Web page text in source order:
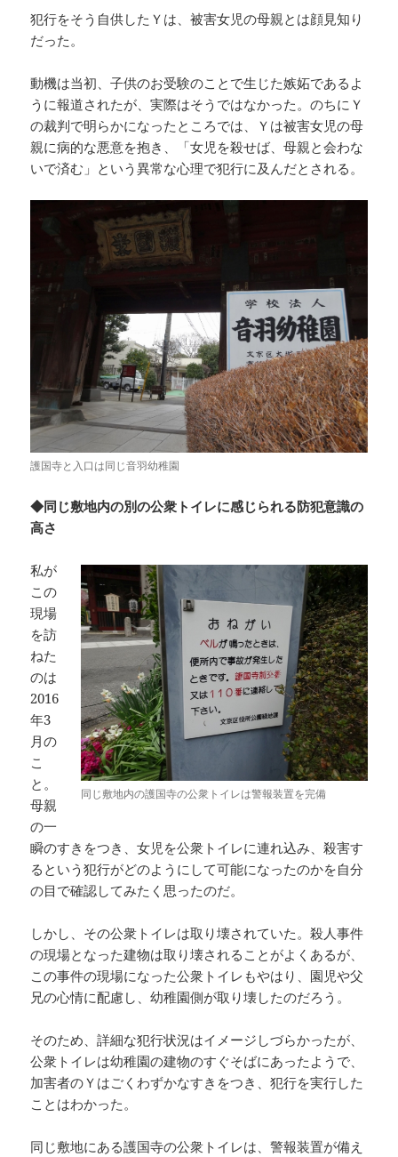
犯行をそう自供したＹは、被害女児の母親とは顔見知り
だった。
動機は当初、子供のお受験のことで生じた嫉妬であるよ
うに報道されたが、実際はそうではなかった。のちにＹ
の裁判で明らかになったところでは、Ｙは被害女児の母
親に病的な悪意を抱き、「女児を殺せば、母親と会わな
いで済む」という異常な心理で犯行に及んだとされる。
護国寺と入口は同じ音羽幼稚園
◆同じ敷地内の別の公衆トイレに感じられる防犯意識の
高さ
同じ敷地内の護国寺の公衆トイレは警報装置を完備
私が
この
現場
を訪
ねた
のは
2016
年3
月の
こ
と。
母親
の一
瞬のすきをつき、女児を公衆トイレに連れ込み、殺害す
るという犯行がどのようにして可能になったのかを自分
の目で確認してみたく思ったのだ。
しかし、その公衆トイレは取り壊されていた。殺人事件
の現場となった建物は取り壊されることがよくあるが、
この事件の現場になった公衆トイレもやはり、園児や父
兄の心情に配慮し、幼稚園側が取り壊したのだろう。
そのため、詳細な犯行状況はイメージしづらかったが、
公衆トイレは幼稚園の建物のすぐそばにあったようで、
加害者のＹはごくわずかなすきをつき、犯行を実行した
ことはわかった。
同じ敷地にある護国寺の公衆トイレは、警報装置が備え